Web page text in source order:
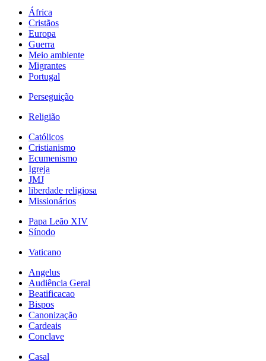
África
Cristãos
Europa
Guerra
Meio ambiente
Migrantes
Portugal
Perseguição
Religião
Católicos
Cristianismo
Ecumenismo
Igreja
JMJ
liberdade religiosa
Missionários
Papa Leão XIV
Sínodo
Vaticano
Angelus
Audiência Geral
Beatificacao
Bispos
Canonização
Cardeais
Conclave
Casal